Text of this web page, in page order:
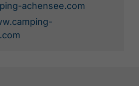
achensee.com